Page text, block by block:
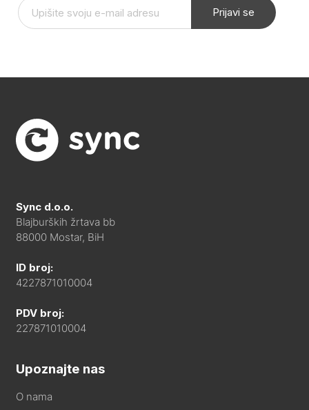
Prijavi se
Sync d.o.o.
Blajburških žrtava bb
88000 Mostar, BiH
ID broj:
4227871010004
PDV broj:
227871010004
Upoznajte nas
O nama